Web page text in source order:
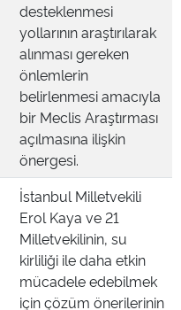
desteklenmesi
yollarının araştırılarak
alınması gereken
önlemlerin
belirlenmesi amacıyla
bir Meclis Araştırması
açılmasına ilişkin
önergesi.
İstanbul Milletvekili
Erol Kaya ve 21
Milletvekilinin, su
kirliliği ile daha etkin
mücadele edebilmek
için çözüm önerilerinin